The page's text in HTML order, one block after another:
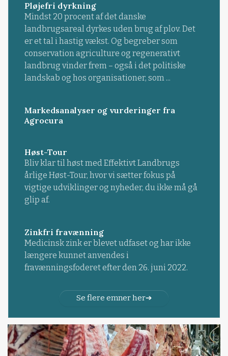
Pløjefri dyrkning
Mindst 20 procent af det danske
landbrugsareal dyrkes uden brug af plov. Det
er et tal i hastig vækst. Og begreber som
conservation agriculture og regenerativt
landbrug vinder frem – også i det politiske
landskab og hos organisationer, som ...
Markedsanalyser og vurderinger fra
Agrocura
Høst-Tour
Bliv klar til høst med Effektivt Landbrugs
årlige Høst-Tour, hvor vi sætter fokus på
vigtige udviklinger og nyheder, du ikke må gå
glip af.
Zinkfri fravænning
Medicinsk zink er blevet udfaset og har ikke
længere kunnet anvendes i
fravænningsfoderet efter den 26. juni 2022.
Se flere emner her